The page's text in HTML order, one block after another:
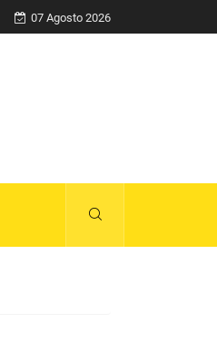
Razza (Lega): “Piazza Libertà va chiusa”,
07 Agosto 2026